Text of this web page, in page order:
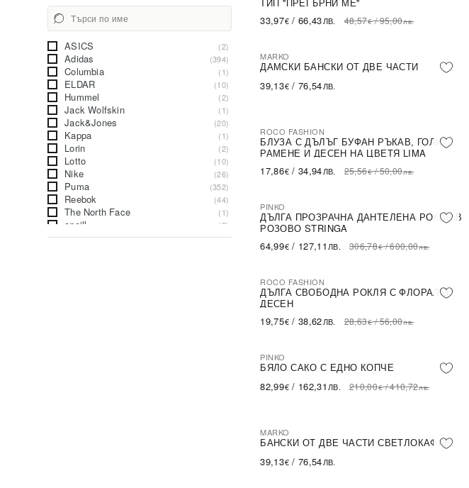
ASICS (2)
Adidas (394)
Columbia (1)
ELDAR (10)
Hummel (2)
Jack Wolfskin (1)
Jack&Jones (20)
Kappa (1)
Lorin (2)
Lotto (10)
Nike (26)
Puma (352)
Reebok (44)
The North Face (1)
oneill (2)
33,97€ /66,43ЛВ. 48,57€/95,00лв.
MARKO
ДАМСКИ БАНСКИ ОТ ДВЕ ЧАСТИ
39,13€ /76,54ЛВ.
-30%
ROCO FASHION
БЛУЗА С ДЪЛЪГ БУФАН РЪКАВ, ГОЛИ
РАМЕНЕ И ДЕСЕН НА ЦВЕТЯ LIMA
17,86€ /34,94ЛВ. 25,56€/50,00лв.
-79% SALE
PINKO
ДЪЛГА ПРОЗРАЧНА ДАНТЕЛЕНА РОКЛЯ В
РОЗОВО STRINGA
64,99€ / 127,11 ЛВ. 306,78€/600,00лв.
-31%
ROCO FASHION
ДЪЛГА СВОБОДНА РОКЛЯ С ФЛОРАЛЕН
ДЕСЕН
19,75€ /38,62ЛВ. 28,63€/56,00лв.
-60% SALE
PINKO
БЯЛО САКО С ЕДНО КОПЧЕ
82,99€ / 162,31 ЛВ. 210,00€/410,72лв.
MARKO
БАНСКИ ОТ ДВЕ ЧАСТИ СВЕТЛОКАФЯВ
39,13€ /76,54ЛВ.